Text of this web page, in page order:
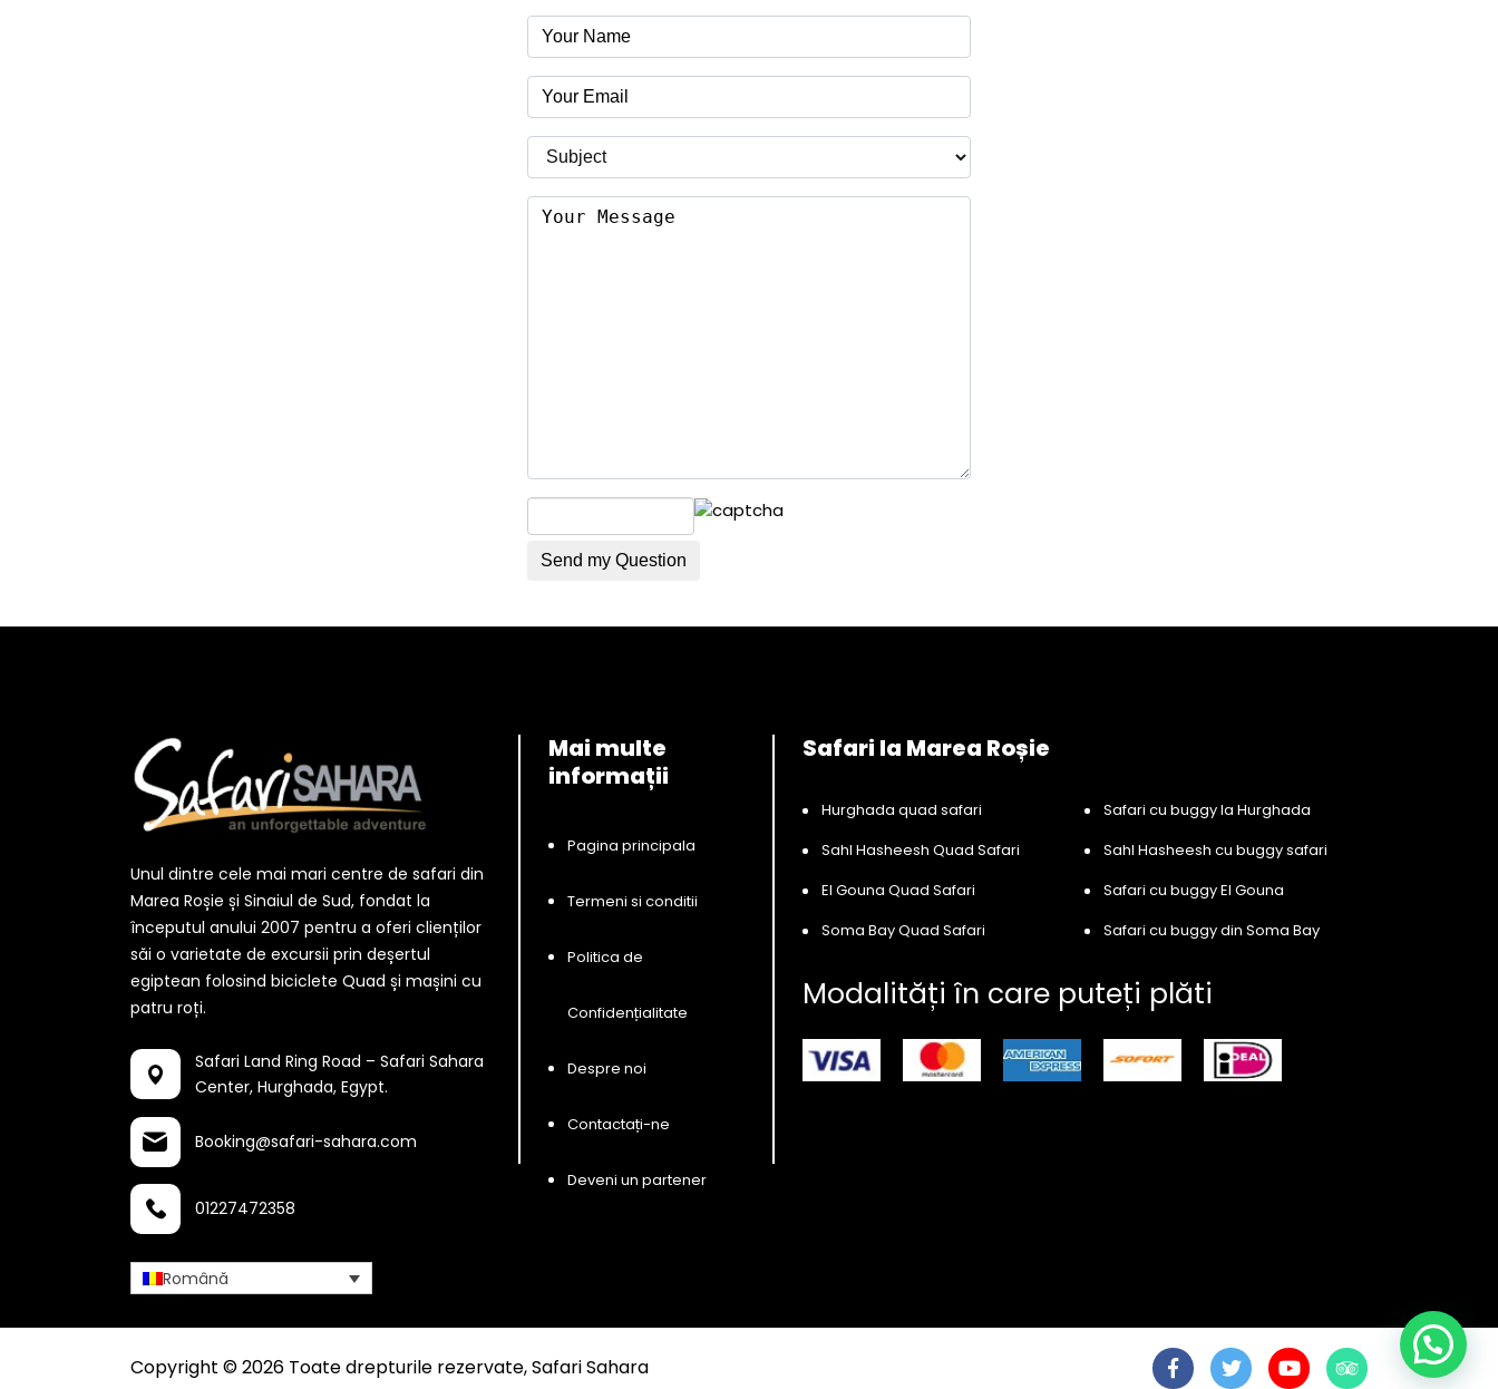
Unul dintre cele mai mari centre de safari din
Marea Roșie și Sinaiul de Sud, fondat la
începutul anului 2007 pentru a oferi clienților
săi o varietate de excursii prin deșertul
egiptean folosind biciclete Quad și mașini cu
patru roți.
Safari Land Ring Road – Safari Sahara
Center, Hurghada, Egypt.
Booking@safari-sahara.com
01227472358
Română
Mai multe
informații
Pagina principala
Termeni si conditii
Politica de
Confidențialitate
Despre noi
Contactați-ne
Deveni un partener
Safari la Marea Roșie
Hurghada quad safari
Safari cu buggy la Hurghada
Sahl Hasheesh Quad Safari
Sahl Hasheesh cu buggy safari
El Gouna Quad Safari
Safari cu buggy El Gouna
Soma Bay Quad Safari
Safari cu buggy din Soma Bay
Modalități în care puteți plăti
Copyright © 2026 Toate drepturile rezervate, Safari Sahara